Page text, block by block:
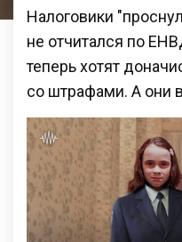
Налоговики
не отчитался по
теперь хотят
со штрафами. А они